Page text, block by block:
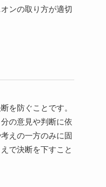
ンの取り方が適切
を防ぐことです。
の意見や判断に依
えの一方のみに固
で決断を下すこと